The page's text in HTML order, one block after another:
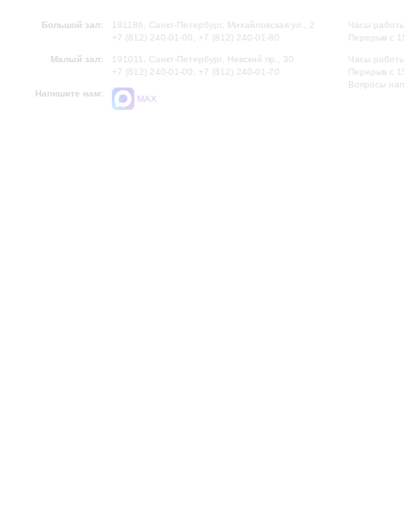
Большой зал:
191186, Санкт-Петербург, Михайловская ул., 2
+7 (812) 240-01-00, +7 (812) 240-01-80
Малый зал:
191011, Санкт-Петербург, Невский пр., 30
+7 (812) 240-01-00, +7 (812) 240-01-70
Напишите нам:
MAX
Часы
Перерыв с
Часы
Перерыв с
Вопросы